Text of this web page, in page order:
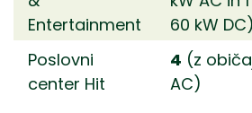
Entertainment
60 kW DC)
Poslovni
center Hit
4 (z
AC)